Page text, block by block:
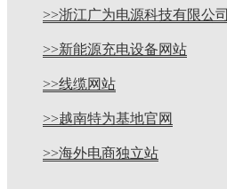
>>浙江广为电源科技有限公司
>>新能源充电设备网站
>>线缆网站
>>越南特为基地官网
>>海外电商独立站